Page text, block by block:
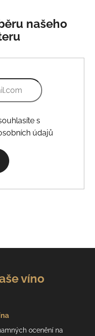
našeho
údajů
víno
ocenění na